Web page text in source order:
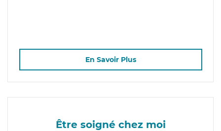
En Savoir Plus
Être soigné chez moi